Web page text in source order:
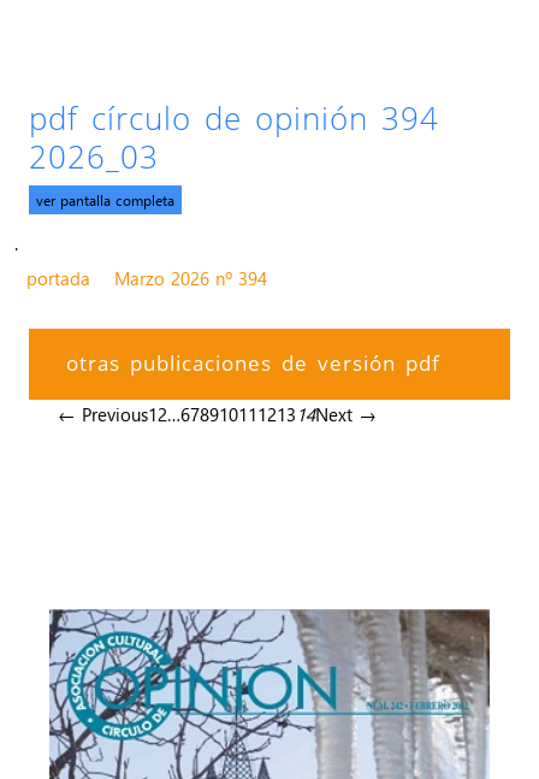
pdf círculo de opinión 394
2026_03
ver pantalla completa
.
portada
Marzo 2026 nº 394
otras publicaciones de versión pdf
← Previous12…678910111213 14Next →